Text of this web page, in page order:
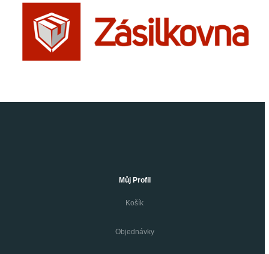
Můj Profil
Košík
Objednávky